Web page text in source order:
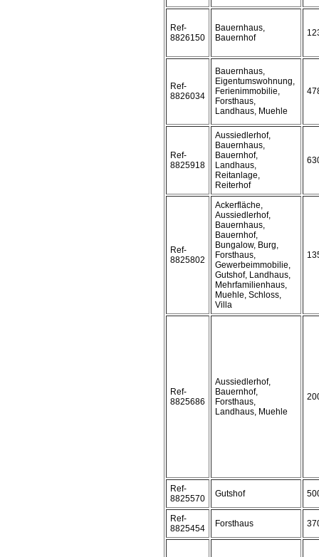
Ref-
8826150
Bauernhaus,
Bauernhof
Ref-
8826034
Bauernhaus,
Eigentumswohnung,
Ferienimmobilie,
Forsthaus,
Landhaus, Muehle
Ref-
8825918
Aussiedlerhof,
Bauernhaus,
Bauernhof,
Landhaus,
Reitanlage,
Reiterhof
Ref-
8825802
Ackerfläche,
Aussiedlerhof,
Bauernhaus,
Bauernhof,
Bungalow, Burg,
Forsthaus,
Gewerbeimmobilie,
Gutshof, Landhaus,
Mehrfamilienhaus,
Muehle, Schloss,
Villa
Ref-
8825686
Aussiedlerhof,
Bauernhof,
Forsthaus,
Landhaus, Muehle
Ref-
8825570
Gutshof
Ref-
8825454
Forsthaus